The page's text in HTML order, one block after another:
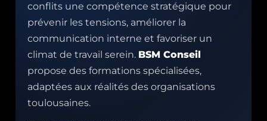
conflits une compétence stratégique pour
prévenir les tensions, améliorer la
communication interne et favoriser un
climat de travail serein. BSM Conseil
propose des formations spécialisées,
adaptées aux réalités des organisations
toulousaines.